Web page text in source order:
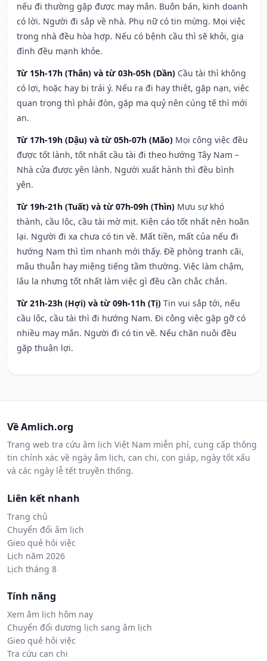
nếu đi thường gặp được may mắn. Buôn bán, kinh doanh
có lời. Người đi sắp về nhà. Phụ nữ có tin mừng. Mọi việc
trong nhà đều hòa hợp. Nếu có bệnh cầu thì sẽ khỏi, gia
đình đều mạnh khỏe.
Từ 15h-17h (Thân) và từ 03h-05h (Dần) Cầu tài thì không
có lợi, hoặc hay bị trái ý. Nếu ra đi hay thiệt, gặp nạn, việc
quan trọng thì phải đòn, gặp ma quỷ nên cúng tế thì mới
an.
Từ 17h-19h (Dậu) và từ 05h-07h (Mão) Mọi công việc đều
được tốt lành, tốt nhất cầu tài đi theo hướng Tây Nam –
Nhà cửa được yên lành. Người xuất hành thì đều bình
yên.
Từ 19h-21h (Tuất) và từ 07h-09h (Thìn) Mưu sự khó
thành, cầu lộc, cầu tài mờ mịt. Kiện cáo tốt nhất nên hoãn
lại. Người đi xa chưa có tin về. Mất tiền, mất của nếu đi
hướng Nam thì tìm nhanh mới thấy. Đề phòng tranh cãi,
mâu thuẫn hay miệng tiếng tầm thường. Việc làm chậm,
lâu la nhưng tốt nhất làm việc gì đều cần chắc chắn.
Từ 21h-23h (Hợi) và từ 09h-11h (Tị) Tin vui sắp tới, nếu
cầu lộc, cầu tài thì đi hướng Nam. Đi công việc gặp gỡ có
nhiều may mắn. Người đi có tin về. Nếu chăn nuôi đều
gặp thuận lợi.
Về Amlich.org
Trang web tra cứu âm lịch Việt Nam miễn phí, cung cấp thông
tin chính xác về ngày âm lịch, can chi, con giáp, ngày tốt xấu
và các ngày lễ tết truyền thống.
Liên kết nhanh
Trang chủ
Chuyển đổi âm lịch
Gieo quẻ hỏi việc
Lịch năm 2026
Lịch tháng 8
Tính năng
Xem âm lịch hôm nay
Chuyển đổi dương lịch sang âm lịch
Gieo quẻ hỏi việc
Tra cứu can chi